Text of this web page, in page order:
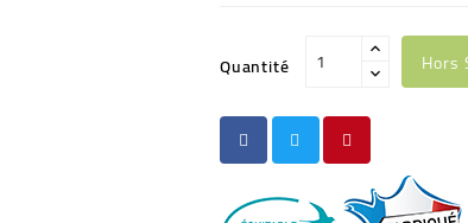
Quantité Hors